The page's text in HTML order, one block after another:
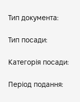
Тип документа:
Тип посади:
Категорія посади:
Період подання: